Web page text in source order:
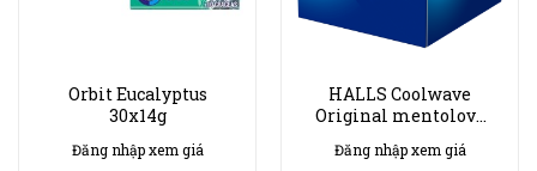
Orbit Eucalyptus
30x14g
Đăng nhập xem giá
HALLS Coolwave
Original mentolové
Đăng nhập xem giá